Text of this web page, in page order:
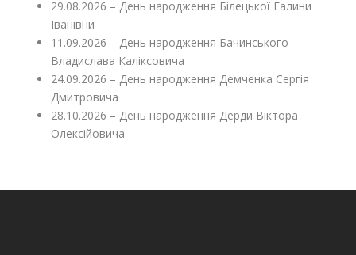
29.08.2026 – День народження Білецької Галини
Іванівни
11.09.2026 – День народження Бачинського
Владислава Каліксовича
24.09.2026 – День народження Демченка Сергія
Дмитровича
28.10.2026 – День народження Дерди Віктора
Олексійовича